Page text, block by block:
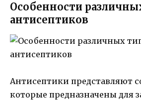
Особенности
антисептиков
Антисептики представляют
которые предназначены для